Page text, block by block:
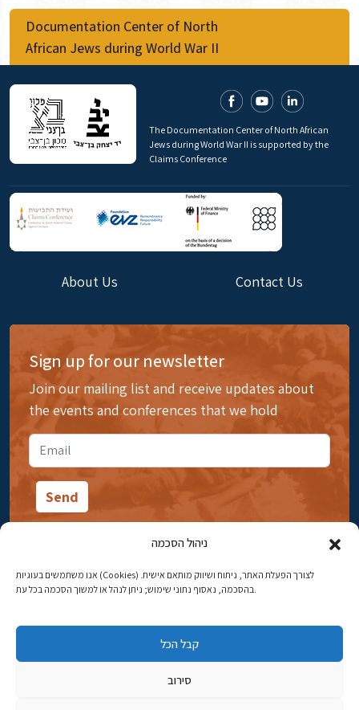
ניהול הסכמה
אנו משתמשים בעוגיות (Cookies) לצורך הפעלת האתר, ניתוח ושיווק מותאם אישית.
בהסכמה, נאסוף נתוני שימוש; ניתן לנהל או למשוך הסכמה בכל עת.
קבל הכל
סירוב
Documentation Center of North
African Jews during World War II
The Documentation Center of North African
Jews during World War II is supported by the
Claims Conference
About Us Contact Us
Sign up for our newsletter
Join our mailing list and receive updates about
the events and conferences that we hold
14 Ibn Gabirol Street, Rehavia, Jerusalem
najww2@ybz.org.il